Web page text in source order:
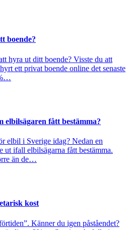
boende?
hyra ut ditt boende? Visste du att
ett privat boende online det senaste
elbilsägaren fått bestämma?
elbil i Sverige idag? Nedan en
ifall elbilsägarna fått bestämma.
än de…
kost
Känner du igen påståendet?